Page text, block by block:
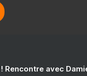
Rencontre avec